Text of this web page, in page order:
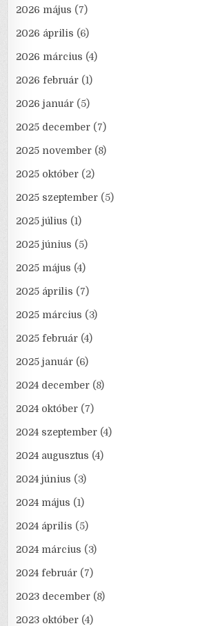
2026 május (7)
2026 április (6)
2026 március (4)
2026 február (1)
2026 január (5)
2025 december (7)
2025 november (8)
2025 október (2)
2025 szeptember (5)
2025 július (1)
2025 június (5)
2025 május (4)
2025 április (7)
2025 március (3)
2025 február (4)
2025 január (6)
2024 december (8)
2024 október (7)
2024 szeptember (4)
2024 augusztus (4)
2024 június (3)
2024 május (1)
2024 április (5)
2024 március (3)
2024 február (7)
2023 december (8)
2023 október (4)